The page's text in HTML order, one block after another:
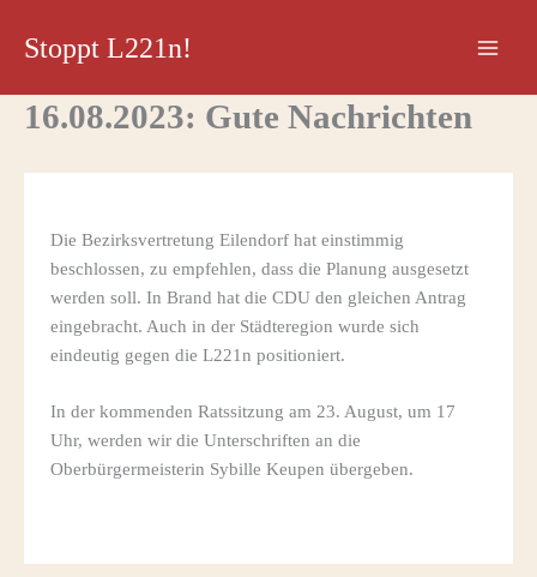
InhaltStoppt L221n!
16.08.2023: Gute Nachrichten
Die Bezirksvertretung Eilendorf hat einstimmig
beschlossen, zu empfehlen, dass die Planung ausgesetzt
werden soll. In Brand hat die CDU den gleichen Antrag
eingebracht. Auch in der Städteregion wurde sich
eindeutig gegen die L221n positioniert.
In der kommenden Ratssitzung am 23. August, um 17
Uhr, werden wir die Unterschriften an die
Oberbürgermeisterin Sybille Keupen übergeben.